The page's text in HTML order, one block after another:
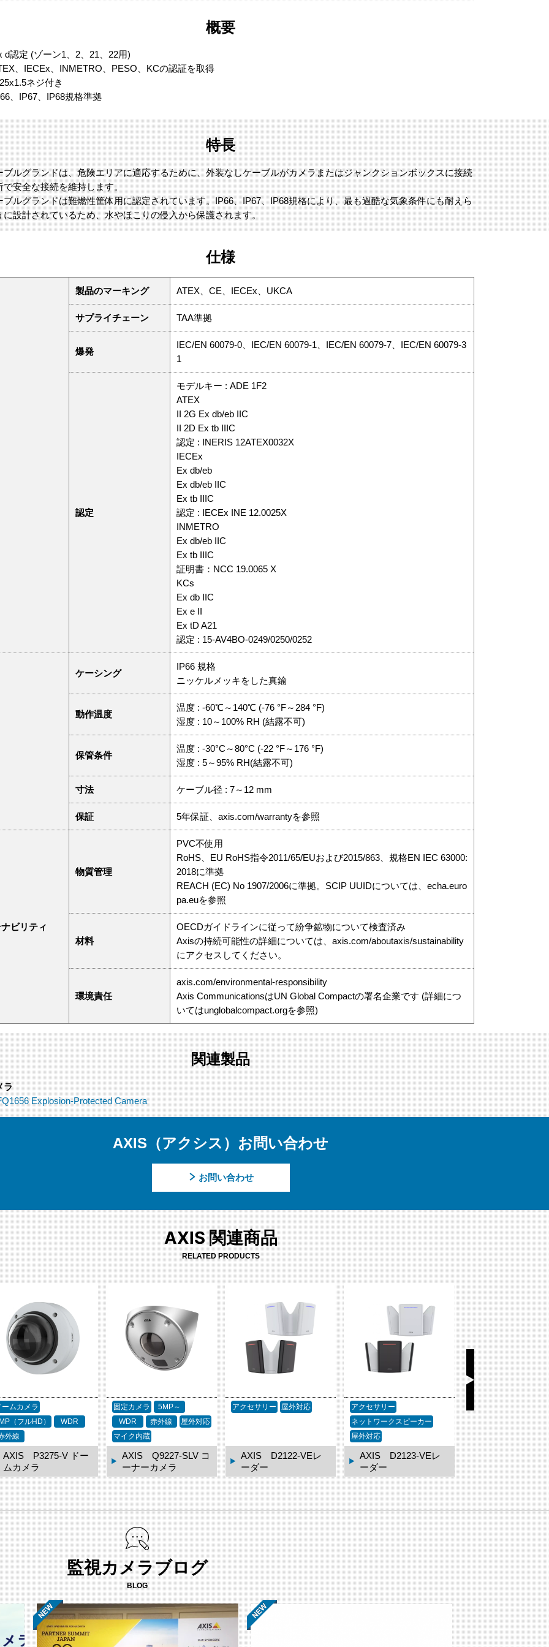
概要
d認定 (ゾーン1、2、21、22用)
、IECEx、INMETRO、PESO、KCの認証を取得
ネジ付き
、IP67、IP68規格準拠
特長
ブルグランドは、危険エリアに適応するために、外装なしケーブルがカメラまたはジャンクションボックスに接続
で安全な接続を維持します。
ブルグランドは難燃性筐体用に認定されています。IP66、IP67、IP68規格により、最も過酷な気象条件にも耐えら
に設計されているため、水やほこりの侵入から保護されます。
仕様
製品のマーキング ATEX、CE、IECEx、UKCA
サプライチェーン TAA準拠
爆発
IEC/EN 60079-0、IEC/EN 60079-1、IEC/EN 60079-7、IEC/EN 60079-3
1
認定
モデルキー : ADE 1F2
ATEX
II 2G Ex db/eb IIC
II 2D Ex tb IIIC
認定 : INERIS 12ATEX0032X
IECEx
Ex db/eb
Ex db/eb IIC
Ex tb IIIC
認定 : IECEx INE 12.0025X
INMETRO
Ex db/eb IIC
Ex tb IIIC
証明書：NCC 19.0065 X
KCs
Ex db IIC
Ex e II
Ex tD A21
認定 : 15-AV4BO-0249/0250/0252
ケーシング
IP66 規格
ニッケルメッキをした真鍮
動作温度
温度 : -60℃～140℃ (-76 °F～284 °F)
湿度 : 10～100% RH (結露不可)
保管条件
温度 : -30°C～80°C (-22 °F～176 °F)
湿度 : 5～95% RH(結露不可)
寸法 ケーブル径 : 7～12 mm
保証 5年保証、axis.com/warrantyを参照
ビリティ
物質管理
PVC不使用
RoHS、EU RoHS指令2011/65/EUおよび2015/863、規格EN IEC 63000:
2018に準拠
REACH (EC) No 1907/2006に準拠。SCIP UUIDについては、echa.euro
pa.euを参照
材料
OECDガイドラインに従って紛争鉱物について検査済み
Axisの持続可能性の詳細については、axis.com/aboutaxis/sustainability
にアクセスしてください。
環境責任
axis.com/environmental-responsibility
Axis CommunicationsはUN Global Compactの署名企業です (詳細につ
いてはunglobalcompact.orgを参照)
関連製品
ラ
Explosion-Protected Camera
AXIS（アクシス）お問い合わせ
お問い合わせ
AXIS 関連商品
RELATED PRODUCTS
ームカメラ
（フルHD）
WDR
外線
AXIS P3275-V ドー
ムカメラ
固定カメラ
5MP～
WDR
赤外線
屋外対応
マイク内蔵
AXIS Q9227-SLV コ
ーナーカメラ
アクセサリー 屋外対応
AXIS D2122-VEレ
ーダー
アクセサリー
ネットワークスピーカー
屋外対応
AXIS D2123-VEレ
ーダー
アクセサリー
AXIS TQ3819-
ェザーシールド
監視カメラブログ
BLOG